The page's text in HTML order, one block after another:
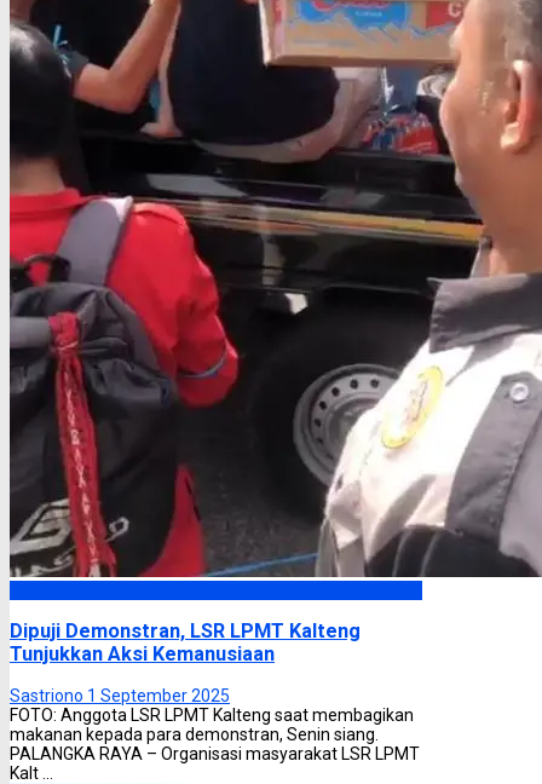
Dipuji Demonstran, LSR LPMT Kalteng
Tunjukkan Aksi Kemanusiaan
Sastriono 1 September 2025
FOTO: Anggota LSR LPMT Kalteng saat membagikan
makanan kepada para demonstran, Senin siang.
PALANGKA RAYA – Organisasi masyarakat LSR LPMT
Kalt ...